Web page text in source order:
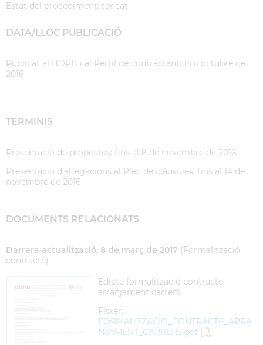
Estat del procediment: tancat
DATA/LLOC PUBLICACIÓ
Publicat al BOPB i al Perfil de contractant: 13 d'octubre de
2016
TERMINIS
Presentació de propostes: fins al 8 de novembre de 2016
Presentació d'al·legacions al Plec de clàusules: fins al 14 de
novembre de 2016
DOCUMENTS RELACIONATS
Darrera actualització: 8 de març de 2017 (Formalització
contracte)
Edicte formalització contracte
arranjament carrers
Fitxer:
FORMALITZACIO_CONTRACTE_ARRA
NJAMENT_CARRERS.pdf